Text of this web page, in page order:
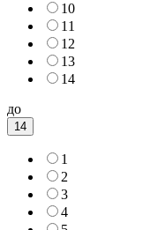
10
11
12
13
14
до
14
1
2
3
4